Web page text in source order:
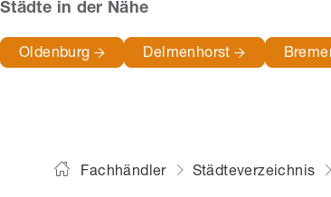
Städte in der Nähe
Oldenburg Delmenhorst
Fachhändler Städteverzeichnis